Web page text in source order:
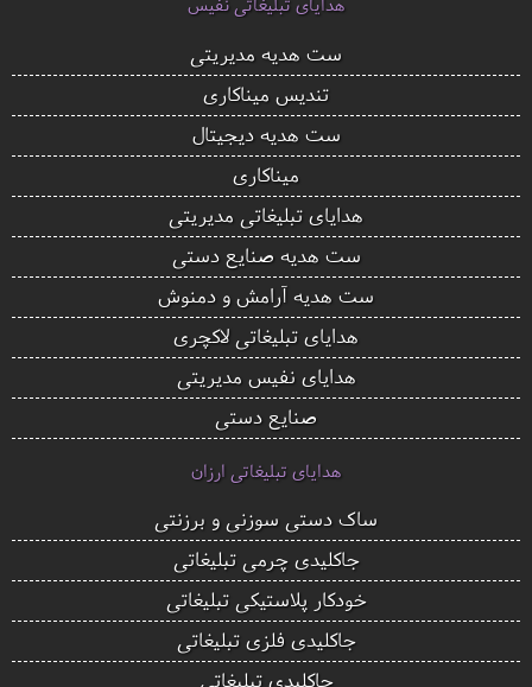
ست هدیه مدیریتی
تندیس میناکاری
ست هدیه دیجیتال
میناکاری
هدایای تبلیغاتی مدیریتی
ست هدیه صنایع دستی
ست هدیه آرامش و دمنوش
هدایای تبلیغاتی لاکچری
هدایای نفیس مدیریتی
صنایع دستی
هدایای تبلیغاتی ارزان
ساک دستی سوزنی و برزنتی
جاکلیدی چرمی تبلیغاتی
خودکار پلاستیکی تبلیغاتی
جاکلیدی فلزی تبلیغاتی
جاکلیدی تبلیغاتی